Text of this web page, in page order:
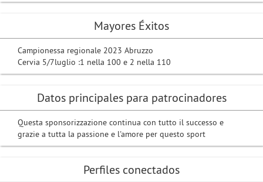
Mayores Éxitos
Campionessa regionale 2023 Abruzzo
Cervia 5/7luglio :1 nella 100 e 2 nella 110
Datos principales para patrocinadores
Questa sponsorizzazione continua con tutto il successo e
grazie a tutta la passione e l'amore per questo sport
Perfiles conectados